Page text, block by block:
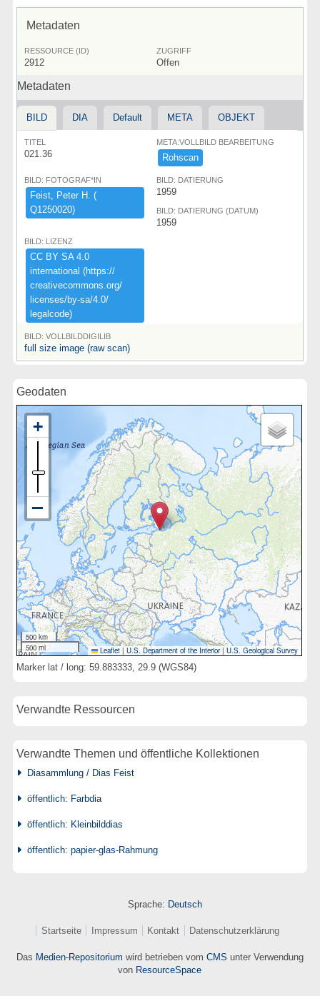
Metadaten
RESSOURCE (ID)
2912
ZUGRIFF
Offen
Metadaten
BILD DIA Default META OBJEKT
TITEL
021.36
META:VOLLBILD BEARBEITUNG
Rohscan
BILD: FOTOGRAF*IN
Feist,​ ​Peter ​H.​ ​(​
Q1250020)​
BILD: DATIERUNG
1959
BILD: DATIERUNG (DATUM)
1959
BILD: LIZENZ
CC ​BY ​SA ​4.​0 ​
international ​(​https:​/​/​
creativecommons.​org/​
licenses/​by-​sa/​4.​0/​
legalcode)​
BILD: VOLLBILDDIGILIB
full size image (raw scan)
Geodaten
500 km
500 mi
Leaflet | U.S. Department of the Interior|U.S. Geological Survey
Marker lat / long: 59.883333, 29.9 (WGS84)
Verwandte Ressourcen
Verwandte Themen und öffentliche Kollektionen
Diasammlung / Dias Feist
öffentlich: Farbdia
öffentlich: Kleinbilddias
öffentlich: papier-glas-Rahmung
Sprache: Deutsch
Startseite Impressum Kontakt Datenschutzerklärung
Das Medien-Repositorium wird betrieben vom CMS unter Verwendung
von ResourceSpace